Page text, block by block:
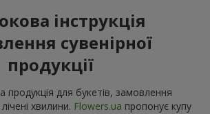
інструкція
сувенірної
продукції
продукція для букетів, замовлення
хвилини. Flowers.ua пропонує купу